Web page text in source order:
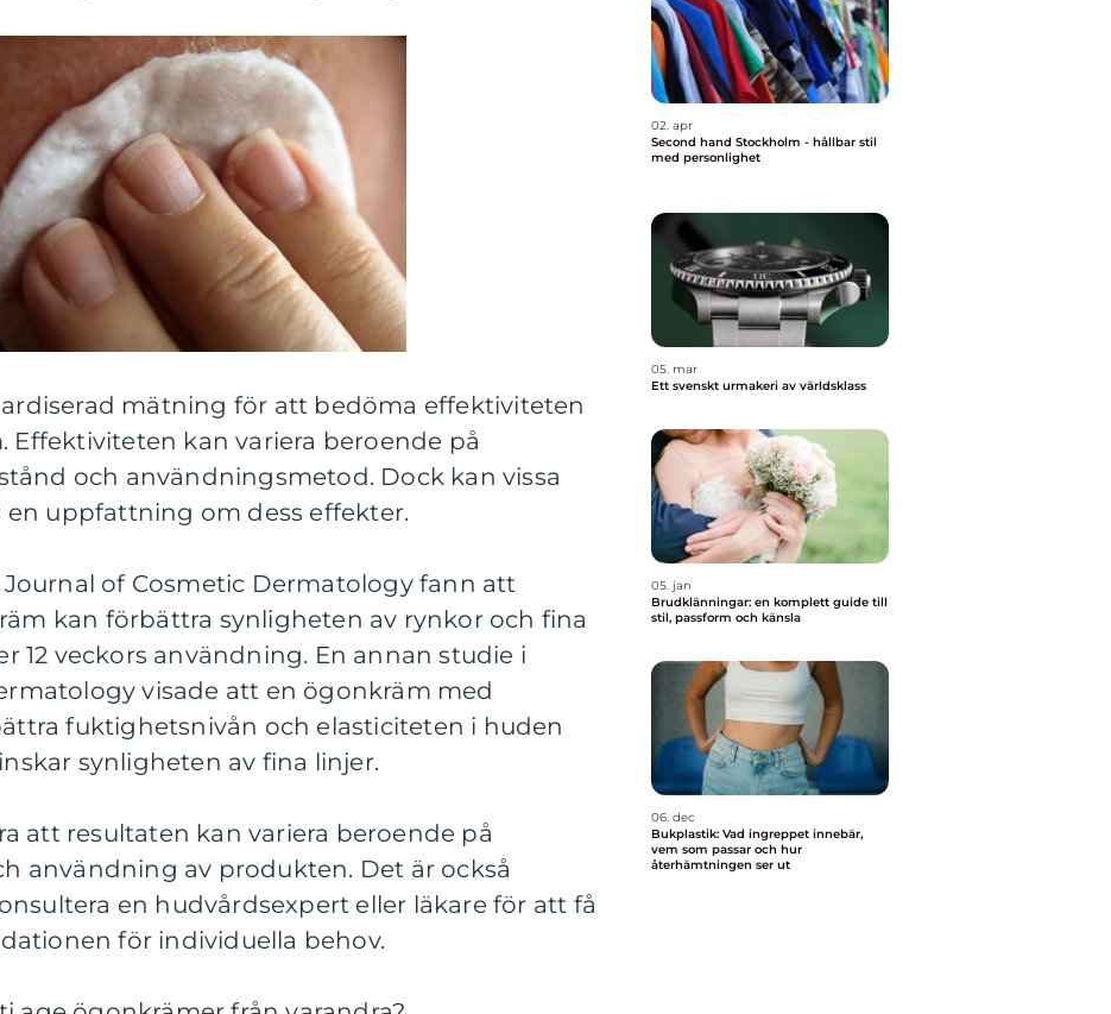
mätning för att bedöma effektiviteten
Effektiviteten kan variera beroende på
och användningsmetod. Dock kan vissa
en uppfattning om dess effekter.
of Cosmetic Dermatology fann att
kan förbättra synligheten av rynkor och fina
12 veckors användning. En annan studie i
visade att en ögonkräm med
fuktighetsnivån och elasticiteten i huden
synligheten av fina linjer.
att resultaten kan variera beroende på
användning av produkten. Det är också
en hudvårdsexpert eller läkare för att få
för individuella behov.
02. apr
Second hand Stockholm - hållbar stil
med personlighet
05. mar
Ett svenskt urmakeri av världsklass
05. jan
Brudklänningar: en komplett guide till
stil, passform och känsla
06. dec
Bukplastik: Vad ingreppet innebär,
vem som passar och hur
återhämtningen ser ut